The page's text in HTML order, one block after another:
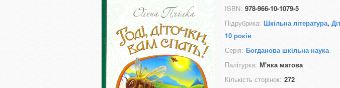
ISBN: 978-966-10-1079-5
Підрубрика: Шкільна література,
10 років
Серія: Богданова шкільна наука
Палітурка: М'яка матова
Кількість сторінок: 272